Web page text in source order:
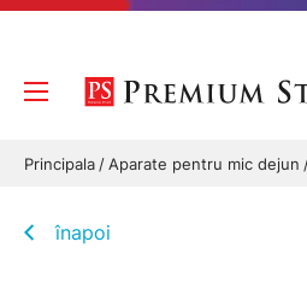
Principala Aparate pentru mic dejun
înapoi